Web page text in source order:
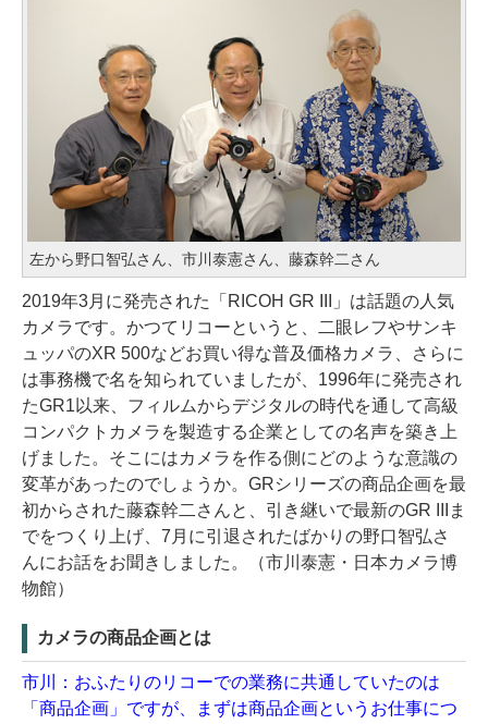
左から野口智弘さん、市川泰憲さん、藤森幹二さん
2019年3月に発売された「RICOH GR III」は話題の人気
カメラです。かつてリコーというと、二眼レフやサンキ
ュッパのXR 500などお買い得な普及価格カメラ、さらに
は事務機で名を知られていましたが、1996年に発売され
たGR1以来、フィルムからデジタルの時代を通して高級
コンパクトカメラを製造する企業としての名声を築き上
げました。そこにはカメラを作る側にどのような意識の
変革があったのでしょうか。GRシリーズの商品企画を最
初からされた藤森幹二さんと、引き継いで最新のGR IIIま
でをつくり上げ、7月に引退されたばかりの野口智弘さ
んにお話をお聞きしました。（市川泰憲・日本カメラ博
物館）
カメラの商品企画とは
市川：おふたりのリコーでの業務に共通していたのは
「商品企画」ですが、まずは商品企画というお仕事につ